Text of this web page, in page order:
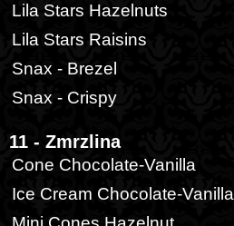
Lila Stars Hazelnuts
Lila Stars Raisins
Snax - Brezel
Snax - Crispy
11 - Zmrzlina
Cone Chocolate-Vanilla
Ice Cream Chocolate-Vanilla